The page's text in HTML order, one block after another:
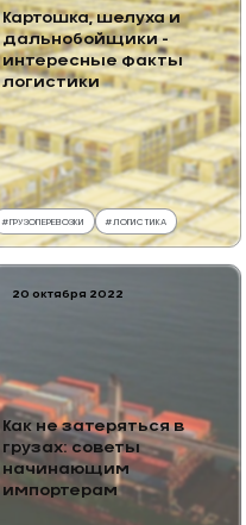
Картошка, шелуха и
дальнобойщики -
интересные факты
логистики
#ГРУЗОПЕРЕВОЗКИ # ЛОГИСТИКА
20 октября 2022
Как не затеряться в
грузах: советы
начинающим
импортерам